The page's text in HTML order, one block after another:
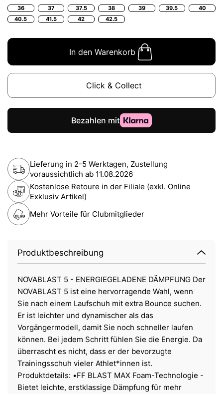
36 37 37.5 38 39 39.5
40
40.5
41.5 42 42.5
In den Warenkorb
Click & Collect
Lieferung in 2-5 Werktagen, Zustellung
voraussichtlich ab 11.08.2026
Kostenlose Retoure in der Filiale (exkl. Online
Exklusiv Artikel)
Mehr Vorteile für Clubmitglieder
Produktbeschreibung
NOVABLAST 5 - ENERGIEGELADENE DÄMPFUNG Der
NOVABLAST 5 ist eine hervorragende Wahl, wenn
Sie nach einem Laufschuh mit extra Bounce suchen.
Er ist leichter und dynamischer als das
Vorgängermodell, damit Sie noch schneller laufen
können. Bei jedem Schritt fühlen Sie die Energie. Da
überrascht es nicht, dass er der bevorzugte
Trainingsschuh vieler Athlet*innen ist.
Produktdetails: •FF BLAST MAX Foam-Technologie -
Bietet leichte, erstklassige Dämpfung für mehr